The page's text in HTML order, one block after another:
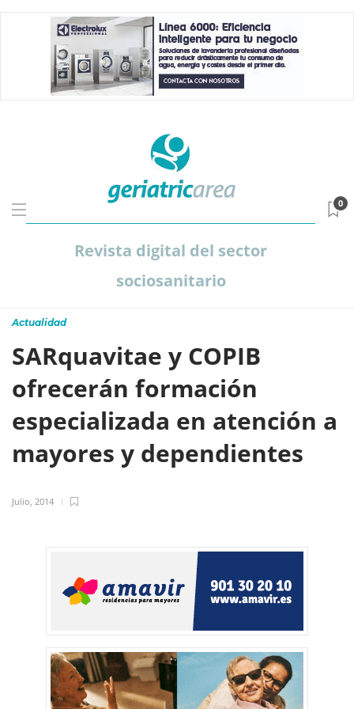
Revista digital del sector
sociosanitario
0
Actualidad
SARquavitae y COPIB
ofrecerán formación
especializada en atención a
mayores y dependientes
Julio, 2014